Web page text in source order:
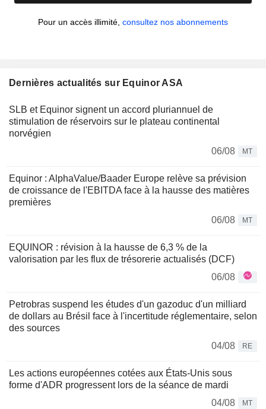
Pour un accès illimité, consultez nos abonnements
Dernières actualités sur Equinor ASA
SLB et Equinor signent un accord pluriannuel de
stimulation de réservoirs sur le plateau continental
norvégien
06/08
MT
Equinor : AlphaValue/Baader Europe relève sa prévision
de croissance de l'EBITDA face à la hausse des matières
premières
06/08
MT
EQUINOR : révision à la hausse de 6,3 % de la
valorisation par les flux de trésorerie actualisés (DCF)
06/08
Petrobras suspend les études d'un gazoduc d'un milliard
de dollars au Brésil face à l'incertitude réglementaire, selon
des sources
04/08
RE
Les actions européennes cotées aux États-Unis sous
forme d'ADR progressent lors de la séance de mardi
04/08
MT